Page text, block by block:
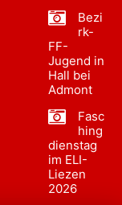
Bezi
rk-
FF-
Jugend in
Hall bei
Admont
Fasc
hing
dienstag
im ELI-
Liezen
2026